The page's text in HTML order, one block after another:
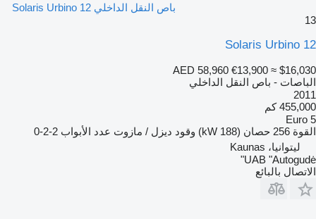
باص النقل الداخلي Solaris Urbino 12
13
Solaris Urbino 12
AED 58,960 €13,900 ≈ $16,030
الباصات - باص النقل الداخلي
2011
455,000 كم
Euro 5
القوة 256 حصان (188 kW) وقود ديزل / مازوت عدد الأبواب 2-2-0
ليتوانيا، Kaunas
UAB "Autogudė"
الاتصال بالبائع